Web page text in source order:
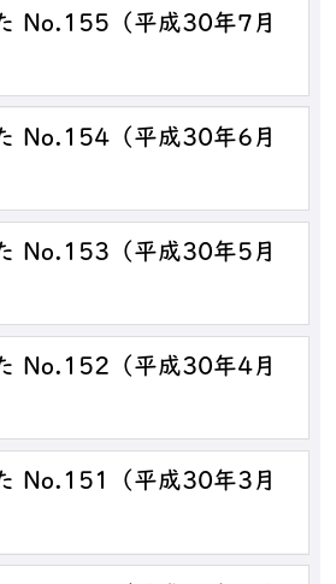
No.155（平成30年7月
No.154（平成30年6月
No.153（平成30年5月
No.152（平成30年4月
No.151（平成30年3月